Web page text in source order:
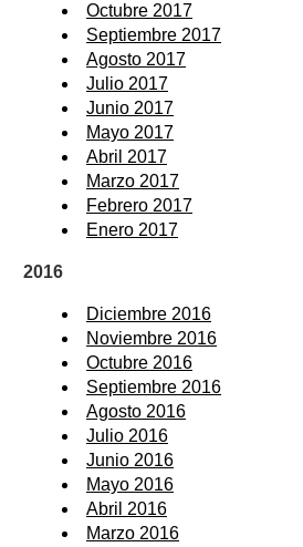
Octubre 2017
Septiembre 2017
Agosto 2017
Julio 2017
Junio 2017
Mayo 2017
Abril 2017
Marzo 2017
Febrero 2017
Enero 2017
2016
Diciembre 2016
Noviembre 2016
Octubre 2016
Septiembre 2016
Agosto 2016
Julio 2016
Junio 2016
Mayo 2016
Abril 2016
Marzo 2016